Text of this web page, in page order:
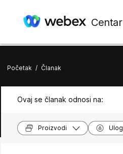
Početak / Članak
Ovaj se članak odnosi na:
Proizvodi